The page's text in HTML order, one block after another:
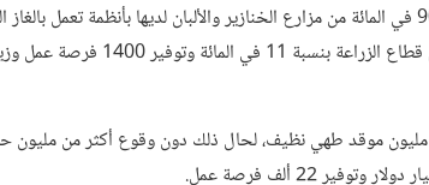
بتزويد 90 في المائة من مزارع الخنازير والألبان لديها بأنظمة تعمل
تخفيض استخدام الطاقة في قطاع
بتوزيع 70 مليون موقد طهي نظيف، لحال ذلك دون وقوع أكثر من